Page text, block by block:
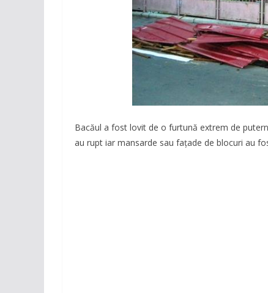
Bacăul a fost lovit de o furtună extrem de
au rupt iar mansarde sau faţade de blocuri au